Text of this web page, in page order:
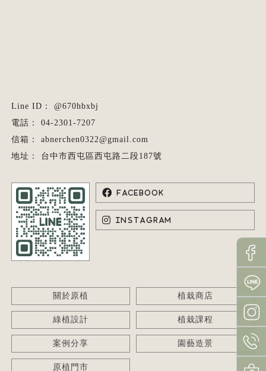
@670hbxbj
04-2301-7207
abnerchen0322@gmail.com
台中市西屯區西屯路二段187號
關於原植 植栽商店
綠植設計 植栽課程
案例分享 園藝造景
原植門市